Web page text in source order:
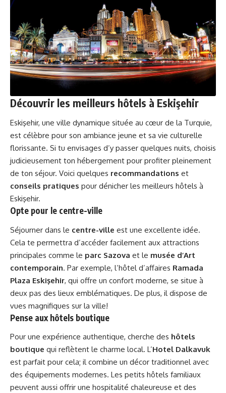
Découvrir les meilleurs hôtels à Eskişehir
Eskişehir, une ville dynamique située au cœur de la Turquie,
est célèbre pour son ambiance jeune et sa vie culturelle
florissante. Si tu envisages d’y passer quelques nuits, choisis
judicieusement ton hébergement pour profiter pleinement
de ton séjour. Voici quelques recommandations et
conseils pratiques pour dénicher les meilleurs hôtels à
Eskişehir.
Opte pour le centre-ville
Séjourner dans le centre-ville est une excellente idée.
Cela te permettra d’accéder facilement aux attractions
principales comme le parc Sazova et le musée d’Art
contemporain. Par exemple, l’hôtel d’affaires Ramada
Plaza Eskişehir, qui offre un confort moderne, se situe à
deux pas des lieux emblématiques. De plus, il dispose de
vues magnifiques sur la ville!
Pense aux hôtels boutique
Pour une expérience authentique, cherche des hôtels
boutique qui reflètent le charme local. L’Hotel Dalkavuk
est parfait pour cela; il combine un décor traditionnel avec
des équipements modernes. Les petits hôtels familiaux
peuvent aussi offrir une hospitalité chaleureuse et des